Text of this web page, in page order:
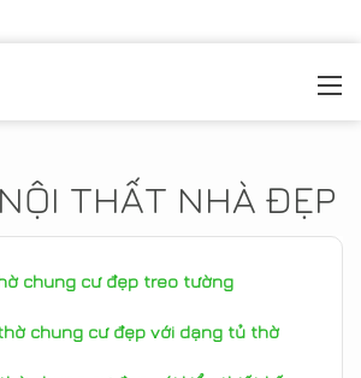
THẤT NHÀ ĐẸP
chung cư đẹp treo tường
chung cư đẹp với dạng tủ thờ